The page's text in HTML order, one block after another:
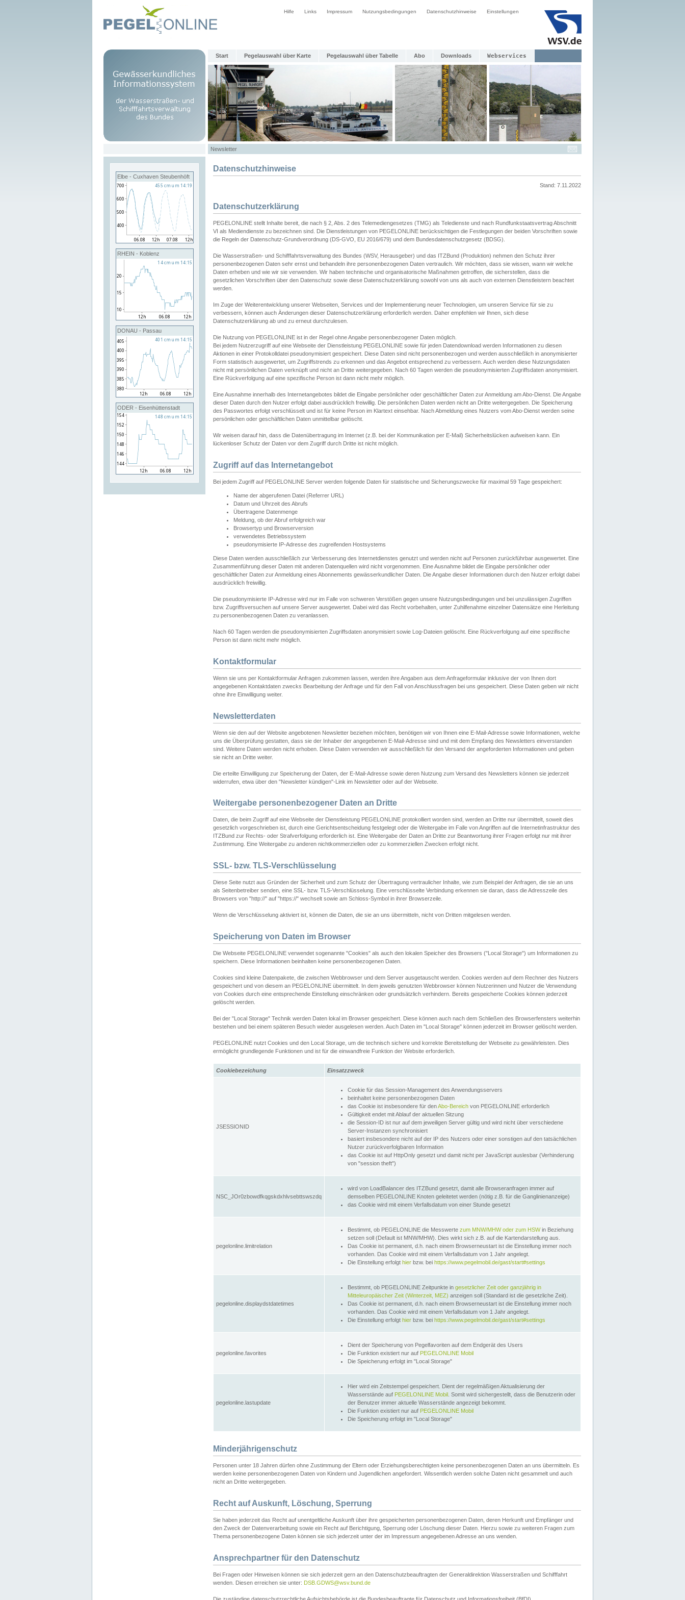
Hilfe Links Impressum Nutzungsbedingungen Datenschutzhinweise Einstellungen
Start Pegelauswahl über Karte Pegelauswahl über Tabelle Abo Downloads Webservices
Newsletter
Elbe - Cuxhaven Steubenhöft
RHEIN - Koblenz
DONAU - Passau
ODER - Eisenhüttenstadt
Datenschutzhinweise
Stand: 7.11.2022
Datenschutzerklärung
PEGELONLINE stellt Inhalte bereit, die nach § 2, Abs. 2 des Telemediengesetzes (TMG) als Teledienste und nach Rundfunkstaatsvertrag Abschnitt
VI als Mediendienste zu bezeichnen sind. Die Dienstleistungen von PEGELONLINE berücksichtigen die Festlegungen der beiden Vorschriften sowie
die Regeln der Datenschutz-Grundverordnung (DS-GVO, EU 2016/679) und dem Bundesdatenschutzgesetz (BDSG).
Die Wasserstraßen- und Schifffahrtsverwaltung des Bundes (WSV, Herausgeber) und das ITZBund (Produktion) nehmen den Schutz ihrer
personenbezogenen Daten sehr ernst und behandeln ihre personenbezogenen Daten vertraulich. Wir möchten, dass sie wissen, wann wir welche
Daten erheben und wie wir sie verwenden. Wir haben technische und organisatorische Maßnahmen getroffen, die sicherstellen, dass die
gesetzlichen Vorschriften über den Datenschutz sowie diese Datenschutzerklärung sowohl von uns als auch von externen Dienstleistern beachtet
werden.
Im Zuge der Weiterentwicklung unserer Webseiten, Services und der Implementierung neuer Technologien, um unseren Service für sie zu
verbessern, können auch Änderungen dieser Datenschutzerklärung erforderlich werden. Daher empfehlen wir Ihnen, sich diese
Datenschutzerklärung ab und zu erneut durchzulesen.
Die Nutzung von PEGELONLINE ist in der Regel ohne Angabe personenbezogener Daten möglich.
Bei jedem Nutzerzugriff auf eine Webseite der Dienstleistung PEGELONLINE sowie für jeden Datendownload werden Informationen zu diesen
Aktionen in einer Protokolldatei pseudonymisiert gespeichert. Diese Daten sind nicht personenbezogen und werden ausschließlich in anonymisierter
Form statistisch ausgewertet, um Zugriffstrends zu erkennen und das Angebot entsprechend zu verbessern. Auch werden diese Nutzungsdaten
nicht mit persönlichen Daten verknüpft und nicht an Dritte weitergegeben. Nach 60 Tagen werden die pseudonymisierten Zugriffsdaten anonymisiert.
Eine Rückverfolgung auf eine spezifische Person ist dann nicht mehr möglich.
Eine Ausnahme innerhalb des Internetangebotes bildet die Eingabe persönlicher oder geschäftlicher Daten zur Anmeldung am Abo-Dienst. Die Angabe
dieser Daten durch den Nutzer erfolgt dabei ausdrücklich freiwillig. Die persönlichen Daten werden nicht an Dritte weitergegeben. Die Speicherung
des Passwortes erfolgt verschlüsselt und ist für keine Person im Klartext einsehbar. Nach Abmeldung eines Nutzers vom Abo-Dienst werden seine
persönlichen oder geschäftlichen Daten unmittelbar gelöscht.
Wir weisen darauf hin, dass die Datenübertragung im Internet (z.B. bei der Kommunikation per E-Mail) Sicherheitslücken aufweisen kann. Ein
lückenloser Schutz der Daten vor dem Zugriff durch Dritte ist nicht möglich.
Zugriff auf das Internetangebot
Bei jedem Zugriff auf PEGELONLINE Server werden folgende Daten für statistische und Sicherungszwecke für maximal 59 Tage gespeichert:
Name der abgerufenen Datei (Referrer URL)
Datum und Uhrzeit des Abrufs
Übertragene Datenmenge
Meldung, ob der Abruf erfolgreich war
Browsertyp und Browserversion
verwendetes Betriebssystem
pseudonymisierte IP-Adresse des zugreifenden Hostsystems
Diese Daten werden ausschließlich zur Verbesserung des Internetdienstes genutzt und werden nicht auf Personen zurückführbar ausgewertet. Eine
Zusammenführung dieser Daten mit anderen Datenquellen wird nicht vorgenommen. Eine Ausnahme bildet die Eingabe persönlicher oder
geschäftlicher Daten zur Anmeldung eines Abonnements gewässerkundlicher Daten. Die Angabe dieser Informationen durch den Nutzer erfolgt dabei
ausdrücklich freiwillig.
Die pseudonymisierte IP-Adresse wird nur im Falle von schweren Verstößen gegen unsere Nutzungsbedingungen und bei unzulässigen Zugriffen
bzw. Zugriffsversuchen auf unsere Server ausgewertet. Dabei wird das Recht vorbehalten, unter Zuhilfenahme einzelner Datensätze eine Herleitung
zu personenbezogenen Daten zu veranlassen.
Nach 60 Tagen werden die pseudonymisierten Zugriffsdaten anonymisiert sowie Log-Dateien gelöscht. Eine Rückverfolgung auf eine spezifische
Person ist dann nicht mehr möglich.
Kontaktformular
Wenn sie uns per Kontaktformular Anfragen zukommen lassen, werden ihre Angaben aus dem Anfrageformular inklusive der von Ihnen dort
angegebenen Kontaktdaten zwecks Bearbeitung der Anfrage und für den Fall von Anschlussfragen bei uns gespeichert. Diese Daten geben wir nicht
ohne ihre Einwilligung weiter.
Newsletterdaten
Wenn sie den auf der Website angebotenen Newsletter beziehen möchten, benötigen wir von Ihnen eine E-Mail-Adresse sowie Informationen, welche
uns die Überprüfung gestatten, dass sie der Inhaber der angegebenen E-Mail-Adresse sind und mit dem Empfang des Newsletters einverstanden
sind. Weitere Daten werden nicht erhoben. Diese Daten verwenden wir ausschließlich für den Versand der angeforderten Informationen und geben
sie nicht an Dritte weiter.
Die erteilte Einwilligung zur Speicherung der Daten, der E-Mail-Adresse sowie deren Nutzung zum Versand des Newsletters können sie jederzeit
widerrufen, etwa über den "Newsletter kündigen"-Link im Newsletter oder auf der Webseite.
Weitergabe personenbezogener Daten an Dritte
Daten, die beim Zugriff auf eine Webseite der Dienstleistung PEGELONLINE protokolliert worden sind, werden an Dritte nur übermittelt, soweit dies
gesetzlich vorgeschrieben ist, durch eine Gerichtsentscheidung festgelegt oder die Weitergabe im Falle von Angriffen auf die Internetinfrastruktur des
ITZBund zur Rechts- oder Strafverfolgung erforderlich ist. Eine Weitergabe der Daten an Dritte zur Beantwortung ihrer Fragen erfolgt nur mit ihrer
Zustimmung. Eine Weitergabe zu anderen nichtkommerziellen oder zu kommerziellen Zwecken erfolgt nicht.
SSL- bzw. TLS-Verschlüsselung
Diese Seite nutzt aus Gründen der Sicherheit und zum Schutz der Übertragung vertraulicher Inhalte, wie zum Beispiel der Anfragen, die sie an uns
als Seitenbetreiber senden, eine SSL- bzw. TLS-Verschlüsselung. Eine verschlüsselte Verbindung erkennen sie daran, dass die Adresszeile des
Browsers von "http://" auf "https://" wechselt sowie am Schloss-Symbol in ihrer Browserzeile.
Wenn die Verschlüsselung aktiviert ist, können die Daten, die sie an uns übermitteln, nicht von Dritten mitgelesen werden.
Speicherung von Daten im Browser
Die Webseite PEGELONLINE verwendet sogenannte "Cookies" als auch den lokalen Speicher des Browsers ("Local Storage") um Informationen zu
speichern. Diese Informationen beinhalten keine personenbezogenen Daten.
Cookies sind kleine Datenpakete, die zwischen Webbrowser und dem Server ausgetauscht werden. Cookies werden auf dem Rechner des Nutzers
gespeichert und von diesem an PEGELONLINE übermittelt. In dem jeweils genutzten Webbrowser können Nutzerinnen und Nutzer die Verwendung
von Cookies durch eine entsprechende Einstellung einschränken oder grundsätzlich verhindern. Bereits gespeicherte Cookies können jederzeit
gelöscht werden.
Bei der "Local Storage" Technik werden Daten lokal im Browser gespeichert. Diese können auch nach dem Schließen des Browserfensters weiterhin
bestehen und bei einem späteren Besuch wieder ausgelesen werden. Auch Daten im "Local Storage" können jederzeit im Browser gelöscht werden.
PEGELONLINE nutzt Cookies und den Local Storage, um die technisch sichere und korrekte Bereitstellung der Webseite zu gewährleisten. Dies
ermöglicht grundlegende Funktionen und ist für die einwandfreie Funktion der Website erforderlich.
Cookiebezeichung Einsatzzweck
JSESSIONID
Cookie für das Session-Management des Anwendungsservers
beinhaltet keine personenbezogenen Daten
das Cookie ist insbesondere für denAbo-Bereich von PEGELONLINE erforderlich
Gültigkeit endet mit Ablauf der aktuellen Sitzung
die Session-ID ist nur auf dem jeweiligen Server gültig und wird nicht über verschiedene
Server-Instanzen synchronisiert
basiert insbesondere nicht auf der IP des Nutzers oder einer sonstigen auf den tatsächlichen
Nutzer zurückverfolgbaren Information
das Cookie ist auf HttpOnly gesetzt und damit nicht per JavaScript auslesbar (Verhinderung
von "session theft")
NSC_JOr0zbowdfkqgskdxhlvsebttswszdq
wird von LoadBalancer des ITZBund gesetzt, damit alle Browseranfragen immer auf
demselben PEGELONLINE Knoten geleitetet werden (nötig z.B. für die Ganglinienanzeige)
das Cookie wird mit einem Verfallsdatum von einer Stunde gesetzt
pegelonline.limitrelation
Bestimmt, ob PEGELONLINE die Messwerte zum MNW/MHW oder zum HSWin Beziehung
setzen soll (Default ist MNW/MHW). Dies wirkt sich z.B. auf die Kartendarstellung aus.
Das Cookie ist permanent, d.h. nach einem Browserneustart ist die Einstellung immer noch
vorhanden. Das Cookie wird mit einem Verfallsdatum von 1 Jahr angelegt.
Die Einstellung erfolgt hier bzw. bei https://www.pegelmobil.de/gast/start#settings
pegelonline.displaydstdatetimes
Bestimmt, ob PEGELONLINE Zeitpunkte in gesetzlicher Zeit oder ganzjährig in
Mitteleuropäischer Zeit (Winterzeit, MEZ) anzeigen soll (Standard ist die gesetzliche Zeit).
Das Cookie ist permanent, d.h. nach einem Browserneustart ist die Einstellung immer noch
vorhanden. Das Cookie wird mit einem Verfallsdatum von 1 Jahr angelegt.
Die Einstellung erfolgt hier bzw. bei https://www.pegelmobil.de/gast/start#settings
pegelonline.favorites
Dient der Speicherung von Pegelfavoriten auf dem Endgerät des Users
Die Funktion existiert nur auf PEGELONLINE Mobil
Die Speicherung erfolgt im "Local Storage"
pegelonline.lastupdate
Hier wird ein Zeitstempel gespeichert. Dient der regelmäßigen Aktualisierung der
Wasserstände auf PEGELONLINE Mobil . Somit wird sichergestellt, dass die Benutzerin oder
der Benutzer immer aktuelle Wasserstände angezeigt bekommt.
Die Funktion existiert nur auf PEGELONLINE Mobil
Die Speicherung erfolgt im "Local Storage"
Minderjährigenschutz
Personen unter 18 Jahren dürfen ohne Zustimmung der Eltern oder Erziehungsberechtigten keine personenbezogenen Daten an uns übermitteln. Es
werden keine personenbezogenen Daten von Kindern und Jugendlichen angefordert. Wissentlich werden solche Daten nicht gesammelt und auch
nicht an Dritte weitergegeben.
Recht auf Auskunft, Löschung, Sperrung
Sie haben jederzeit das Recht auf unentgeltliche Auskunft über ihre gespeicherten personenbezogenen Daten, deren Herkunft und Empfänger und
den Zweck der Datenverarbeitung sowie ein Recht auf Berichtigung, Sperrung oder Löschung dieser Daten. Hierzu sowie zu weiteren Fragen zum
Thema personenbezogene Daten können sie sich jederzeit unter der im Impressum angegebenen Adresse an uns wenden.
Ansprechpartner für den Datenschutz
Bei Fragen oder Hinweisen können sie sich jederzeit gern an den Datenschutzbeauftragten der Generaldirektion Wasserstraßen und Schifffahrt
wenden. Diesen erreichen sie unter: DSB.GDWS@wsv.bund.de